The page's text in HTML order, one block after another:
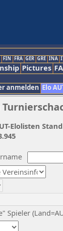
FIN FRA GER GRE INA
Pictures
anmelden Elo
Spieler
Elolisten